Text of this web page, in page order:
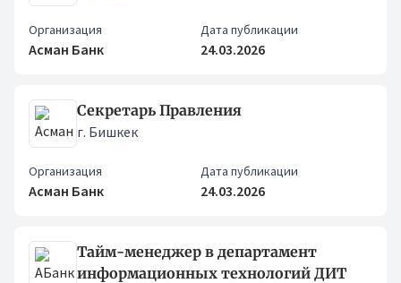
Организация
Асман Банк
Дата публикации
24.03.2026
Секретарь Правления
г. Бишкек
Организация
Асман Банк
Дата публикации
24.03.2026
Тайм-менеджер в департамент
информационных технологий ДИТ